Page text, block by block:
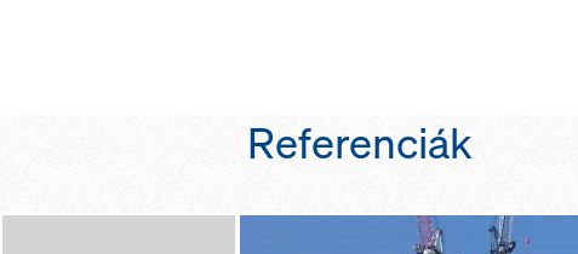
Referenciák